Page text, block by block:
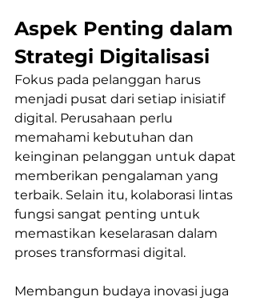
Aspek Penting dalam
Strategi Digitalisasi
Fokus pada pelanggan harus
menjadi pusat dari setiap inisiatif
digital. Perusahaan perlu
memahami kebutuhan dan
keinginan pelanggan untuk dapat
memberikan pengalaman yang
terbaik. Selain itu, kolaborasi lintas
fungsi sangat penting untuk
memastikan keselarasan dalam
proses transformasi digital.
Membangun budaya inovasi juga